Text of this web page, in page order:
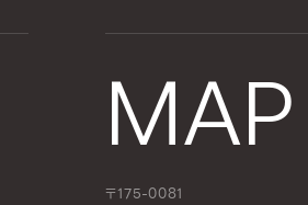
MAP
〒175-0081